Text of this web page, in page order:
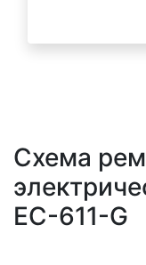
Схема
EC-611-G